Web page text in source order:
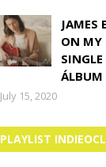
JAMES
ON MY
ÁLBUM
July 15, 2020
PLAYLIST